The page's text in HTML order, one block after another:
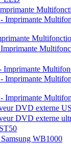
Imprimante
Imprimante
Imprimante
Imprimante
DVD externe
DVD externe
WB1000